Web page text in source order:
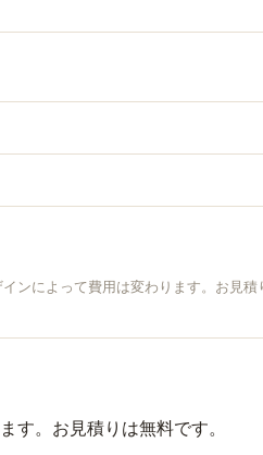
ンによって費用は変わります。お見積
す。お見積りは無料です。